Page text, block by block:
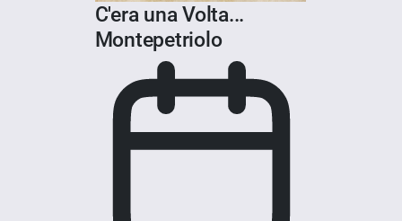
C'era una Volta...
Montepetriolo